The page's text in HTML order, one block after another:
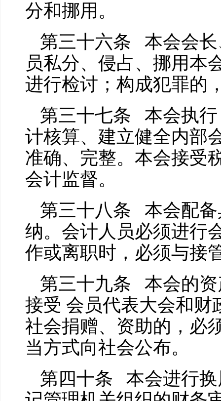
分和挪用。
第三十六条 本会会长
员私分、侵占、挪用本
进行检讨；构成犯罪的
第三十七条 本会执行
计核算、建立健全内部
准确、完整。本会接受
会计监督。
第三十八条 本会配备
纳。会计人员必须进行
作或离职时，必须与接
第三十九条 本会的资
接受 会员代表大会和财
社会捐赠、资助的，必
当方式向社会公布。
第四十条 本会进行换